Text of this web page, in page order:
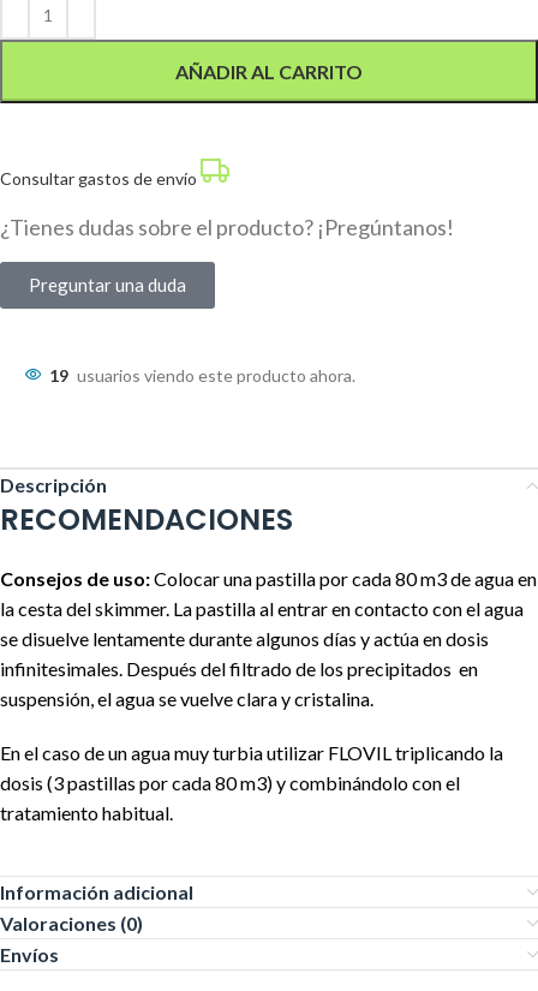
AÑADIR AL CARRITO
Consultar gastos de envío
¿Tienes dudas sobre el producto? ¡Pregúntanos!
Preguntar una duda
19 usuarios viendo este producto ahora.
Descripción
RECOMENDACIONES
Consejos de uso:Colocar una pastilla por cada 80 m3 de agua en
la cesta del skimmer. La pastilla al entrar en contacto con el agua
se disuelve lentamente durante algunos días y actúa en dosis
infinitesimales. Después del filtrado de los precipitados en
suspensión, el agua se vuelve clara y cristalina.
En el caso de un agua muy turbia utilizar FLOVIL triplicando la
dosis (3 pastillas por cada 80 m3) y combinándolo con el
tratamiento habitual.
Información adicional
Valoraciones (0)
Envíos